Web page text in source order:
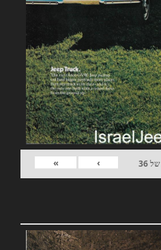
של36
›
»